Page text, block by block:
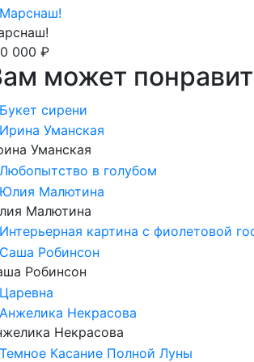
000 ₽
может
Уманская
Малютина
Робинсон
Некрасова